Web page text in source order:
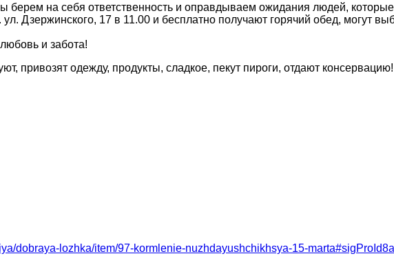
на себя ответственность и оправдываем ожидания людей,
Дзержинского, 17 в 11.00 и бесплатно получают горячий обед, могут
и забота!
привозят одежду, продукты, сладкое, пекут пироги, отдают консервацию!
dobraya-lozhka/item/97-kormlenie-nuzhdayushchikhsya-15-